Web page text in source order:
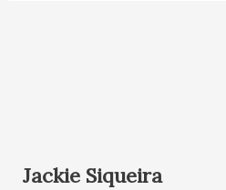
Jackie Siqueira